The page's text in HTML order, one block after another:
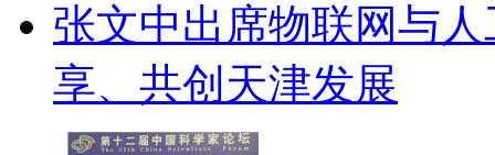
张文中出席物联网与
享、共创天津发展